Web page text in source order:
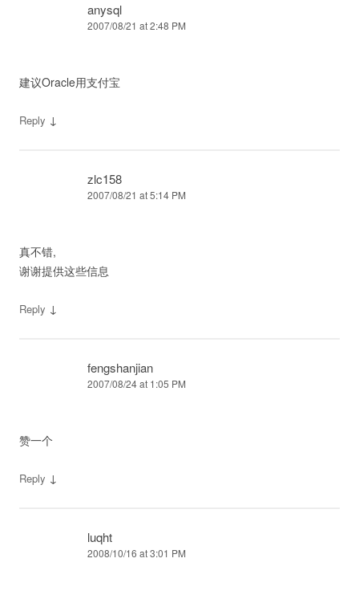
anysql
2007/08/21 at 2:48 PM
建议Oracle用支付宝
Reply ↓
zlc158
2007/08/21 at 5:14 PM
真不错,
谢谢提供这些信息
Reply ↓
fengshanjian
2007/08/24 at 1:05 PM
赞一个
Reply ↓
luqht
2008/10/16 at 3:01 PM